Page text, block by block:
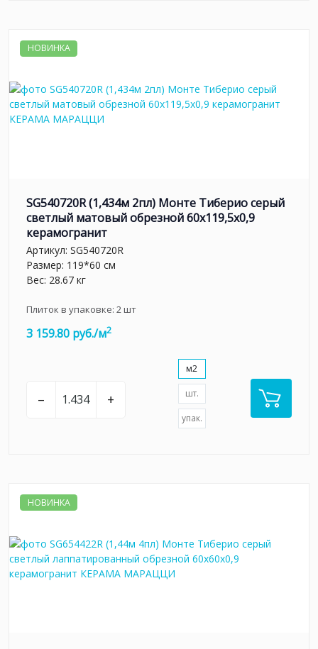
НОВИНКА
SG540720R (1,434м 2пл) Монте Тиберио серый
светлый матовый обрезной 60x119,5x0,9
керамогранит
Артикул: SG540720R
Размер: 119*60 см
Вес: 28.67 кг
Плиток в упаковке: 2шт
3 159.80 руб./м2
– +
м2
шт.
упак.
НОВИНКА